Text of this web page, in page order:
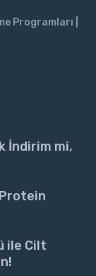
Programları |
İndirim mi,
ile Cilt